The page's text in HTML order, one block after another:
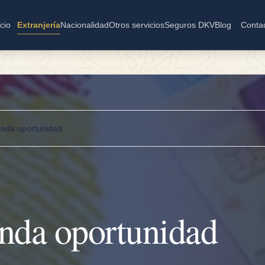
ExtranjeríaNacionalidadOtros serviciosSeguros DKVBlog
oportunidad
oportunidad